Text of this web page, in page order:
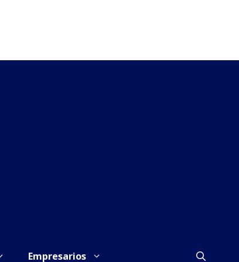
Empresarios